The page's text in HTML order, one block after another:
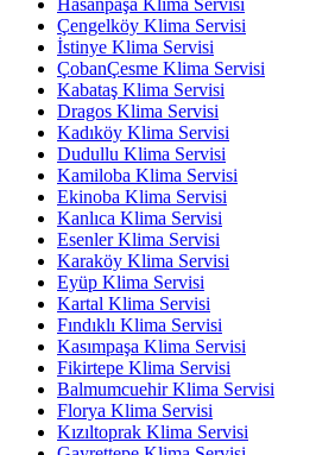
Hasanpaşa Klima Servisi
Çengelköy Klima Servisi
İstinye Klima Servisi
ÇobanÇesme Klima Servisi
Kabataş Klima Servisi
Dragos Klima Servisi
Kadıköy Klima Servisi
Dudullu Klima Servisi
Kamiloba Klima Servisi
Ekinoba Klima Servisi
Kanlıca Klima Servisi
Esenler Klima Servisi
Karaköy Klima Servisi
Eyüp Klima Servisi
Kartal Klima Servisi
Fındıklı Klima Servisi
Kasımpaşa Klima Servisi
Fikirtepe Klima Servisi
Balmumcuehir Klima Servisi
Florya Klima Servisi
Kızıltoprak Klima Servisi